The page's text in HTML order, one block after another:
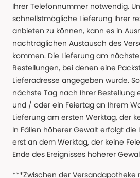
Ihrer Telefonnummer notwendig.
schnellstmögliche Lieferung Ihrer
anbieten zu können, kann es in
nachträglichen Austausch des
kommen. Die Lieferung am
Bestellungen, bei denen eine
Lieferadresse angegeben wurde.
nächste Tag nach Ihrer Bestellung
und / oder ein Feiertag an Ihrem
Lieferung am ersten Werktag, der
In Fällen höherer Gewalt erfolgt die
erst an dem Werktag, der keine
Ende des Ereignisses höherer
***Zwischen der Versandapotheke